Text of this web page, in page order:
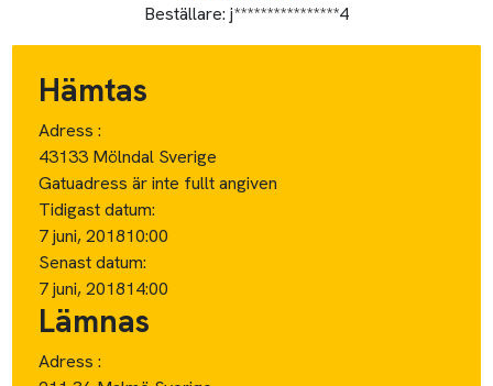
Beställare: j****************4
Hämtas
Adress :
43133 Mölndal Sverige
Gatuadress är inte fullt angiven
Tidigast datum:
7 juni, 201810:00
Senast datum:
7 juni, 201814:00
Lämnas
Adress :